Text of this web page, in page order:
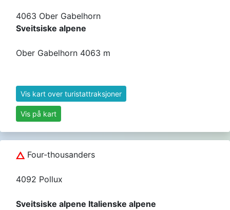
4063 Ober Gabelhorn
Sveitsiske alpene
Ober Gabelhorn 4063 m
Vis kart over turistattraksjoner
Vis på kart
Four-thousanders
4092 Pollux
Sveitsiske alpene Italienske alpene